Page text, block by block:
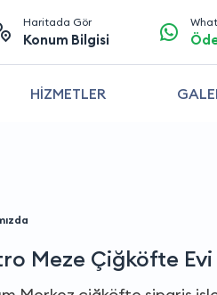
Haritada Gör
Konum Bilgisi
HİZMETLER
Meze Çiğköfte Evi